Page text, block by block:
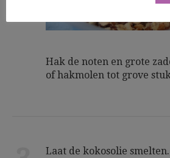
Hak de noten en grote
of hakmolen tot grove
Laat de kokosolie